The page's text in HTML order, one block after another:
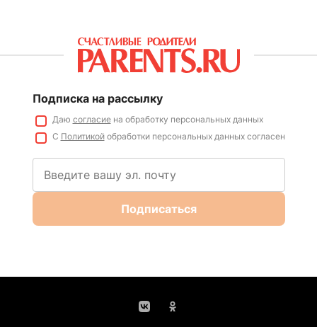
Подписка на рассылку
Даю согласиена обработку персональных данных
С Политикойобработки персональных данных согласен
Подписаться